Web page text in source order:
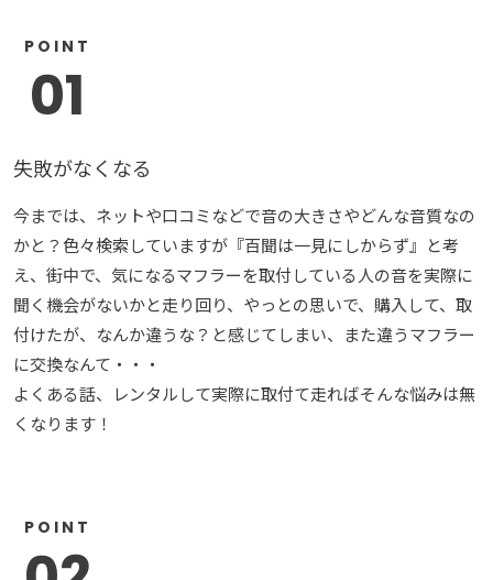
POINT
01
失敗がなくなる
今までは、ネットや口コミなどで音の大きさやどんな音質なの
かと？色々検索していますが『百聞は一見にしからず』と考
え、街中で、気になるマフラーを取付している人の音を実際に
聞く機会がないかと走り回り、やっとの思いで、購入して、取
付けたが、なんか違うな？と感じてしまい、また違うマフラー
に交換なんて・・・
よくある話、レンタルして実際に取付て走ればそんな悩みは無
くなります！
POINT